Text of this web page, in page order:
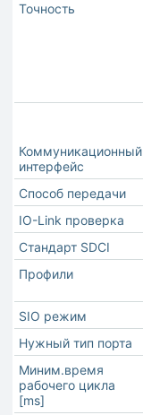
Точность
Коммуникационный
интерфейс
Способ передачи
IO-Link проверка
Стандарт SDCI
Профили
SIO режим
Нужный тип порта
Миним.время
рабочего цикла
[ms]